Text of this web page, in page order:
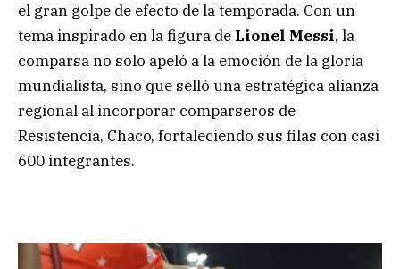
el gran golpe de efecto de la temporada. Con un
tema inspirado en la figura de Lionel Messi, la
comparsa no solo apeló a la emoción de la gloria
mundialista, sino que selló una estratégica alianza
regional al incorporar comparseros de
Resistencia, Chaco, fortaleciendo sus filas con casi
600 integrantes.